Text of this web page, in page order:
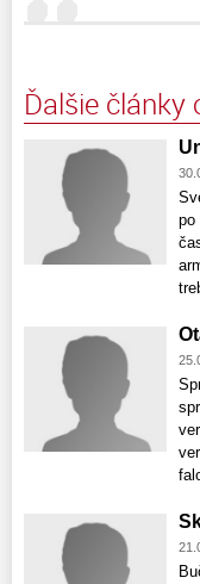
Ďalšie články
po